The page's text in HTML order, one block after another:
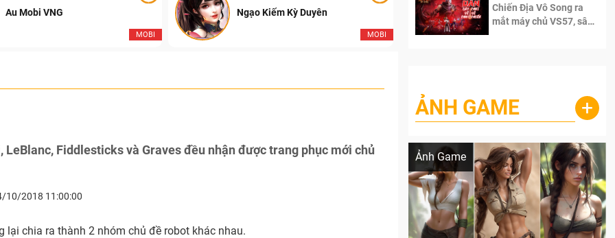
MOBI
Au Mobi VNG
MOBI
Ngạo Kiếm Kỳ Duyên Ngạo Thiên Mobile
LeBlanc, Fiddlesticks và Graves đều nhận được trang phục mới chủ
10/2018 11:00:00
lại chia ra thành 2 nhóm chủ đề robot khác nhau.
Chiến Địa Vô Song ra
mắt máy chủ VS57, sân
ẢNH GAME +
Ảnh Game
Lala Croft vừa nóng vừa xinh dưới nét vẽ